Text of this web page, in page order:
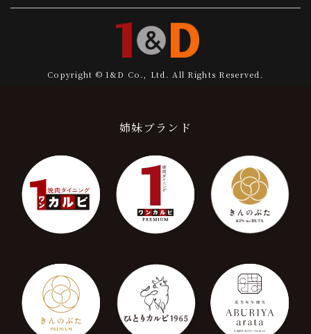
Copyright © 1&D Co., Ltd. All Rights Reserved.
姉妹ブランド